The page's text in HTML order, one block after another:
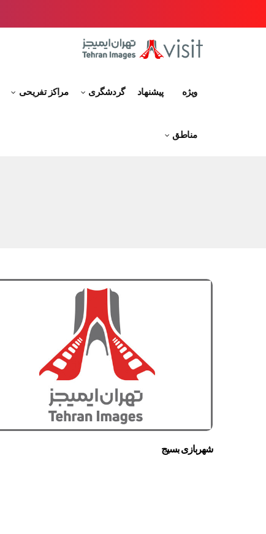
ویژه پیشنهاد گردشگری مراکز تفریحی
مناطق
شهربازی بسیج